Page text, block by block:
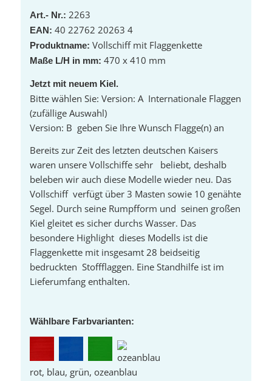
Art.- Nr.: 2263
EAN: 40 22762 20263 4
Produktname: Vollschiff mit Flaggenkette
Maße L/H in mm: 470 x 410 mm
Jetzt mit neuem Kiel.
Bitte wählen Sie: Version: A Internationale Flaggen
(zufällige Auswahl)
Version: B geben Sie Ihre Wunsch Flagge(n) an
Bereits zur Zeit des letzten deutschen Kaisers
waren unsere Vollschiffe sehr beliebt, deshalb
beleben wir auch diese Modelle wieder neu. Das
Vollschiff verfügt über 3 Masten sowie 10 genähte
Segel. Durch seine Rumpfform und seinen großen
Kiel gleitet es sicher durchs Wasser. Das
besondere Highlight dieses Modells ist die
Flaggenkette mit insgesamt 28 beidseitig
bedruckten Stoffflaggen. Eine Standhilfe ist im
Lieferumfang enthalten.
Wählbare Farbvarianten:
rot, blau, grün, ozeanblau